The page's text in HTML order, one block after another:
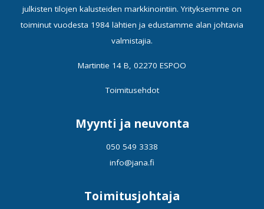
julkisten tilojen kalusteiden markkinointiin. Yrityksemme on
toiminut vuodesta 1984 lähtien ja edustamme alan johtavia
valmistajia.
Martintie 14 B, 02270 ESPOO
Toimitusehdot
Myynti ja neuvonta
050 549 3338
info@jana.fi
Toimitusjohtaja